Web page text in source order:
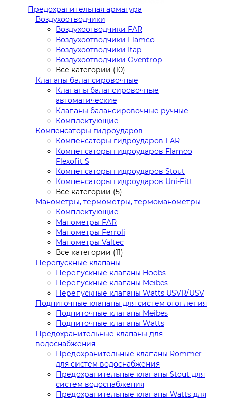
Предохранительная арматура
Воздухоотводчики
Воздухоотводчики FAR
Воздухоотводчики Flamco
Воздухоотводчики Itap
Воздухоотводчики Oventrop
Все категории (10)
Клапаны балансировочные
Клапаны балансировочные
автоматические
Клапаны балансировочные ручные
Комплектующие
Компенсаторы гидроударов
Компенсаторы гидроударов FAR
Компенсаторы гидроударов Flamco
Flexofit S
Компенсаторы гидроударов Stout
Компенсаторы гидроударов Uni-Fitt
Все категории (5)
Манометры, термометры, термоманометры
Комплектующие
Манометры FAR
Манометры Ferroli
Манометры Valtec
Все категории (11)
Перепускные клапаны
Перепускные клапаны Hoobs
Перепускные клапаны Meibes
Перепускные клапаны Watts USVR/USV
Подпиточные клапаны для систем отопления
Подпиточные клапаны Meibes
Подпиточные клапаны Watts
Предохранительные клапаны для
водоснабжения
Предохранительные клапаны Rommer
для систем водоснабжения
Предохранительные клапаны Stout для
систем водоснабжения
Предохранительные клапаны Watts для